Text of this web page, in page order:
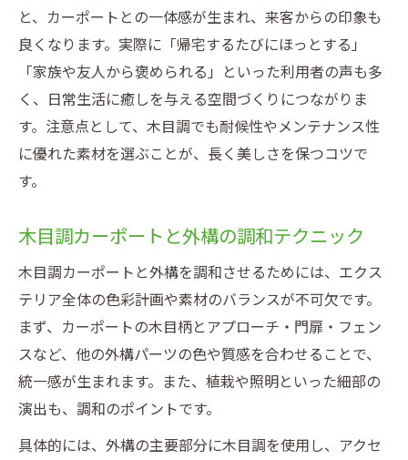
と、カーポートとの一体感が生まれ、来客からの印象も
良くなります。実際に「帰宅するたびにほっとする」
「家族や友人から褒められる」といった利用者の声も多
く、日常生活に癒しを与える空間づくりにつながりま
す。注意点として、木目調でも耐候性やメンテナンス性
に優れた素材を選ぶことが、長く美しさを保つコツで
す。
木目調カーポートと外構の調和テクニック
木目調カーポートと外構を調和させるためには、エクス
テリア全体の色彩計画や素材のバランスが不可欠です。
まず、カーポートの木目柄とアプローチ・門扉・フェン
スなど、他の外構パーツの色や質感を合わせることで、
統一感が生まれます。また、植栽や照明といった細部の
演出も、調和のポイントです。
具体的には、外構の主要部分に木目調を使用し、アクセ